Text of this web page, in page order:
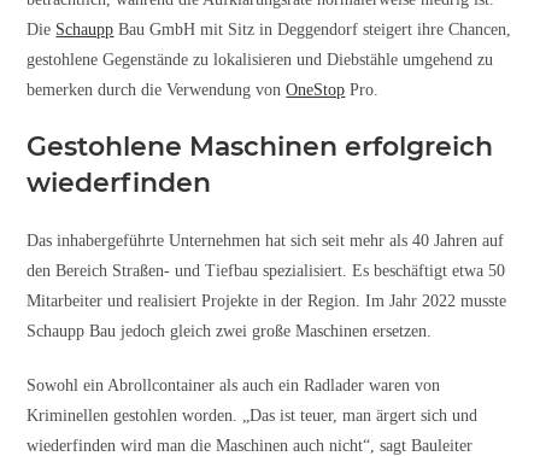
Die Schaupp Bau GmbH mit Sitz in Deggendorf steigert ihre Chancen,
gestohlene Gegenstände zu lokalisieren und Diebstähle umgehend zu
bemerken durch die Verwendung vonOneStop Pro.
Gestohlene Maschinen erfolgreich
wiederfinden
Das inhabergeführte Unternehmen hat sich seit mehr als 40 Jahren auf
den Bereich Straßen- und Tiefbau spezialisiert. Es beschäftigt etwa 50
Mitarbeiter und realisiert Projekte in der Region. Im Jahr 2022 musste
Schaupp Bau jedoch gleich zwei große Maschinen ersetzen.
Sowohl ein Abrollcontainer als auch ein Radlader waren von
Kriminellen gestohlen worden. „Das ist teuer, man ärgert sich und
wiederfinden wird man die Maschinen auch nicht“, sagt Bauleiter